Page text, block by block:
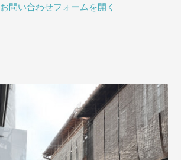
お問い合わせフォームを開く